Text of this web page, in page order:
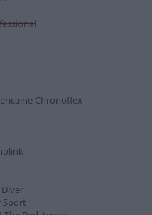
Chronoflex
Sport